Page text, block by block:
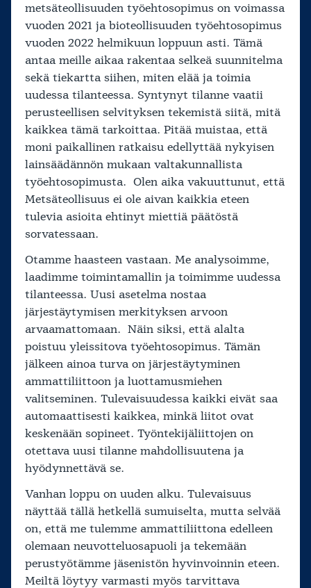
metsäteollisuuden työehtosopimus on voimassa
vuoden 2021 ja bioteollisuuden työehtosopimus
vuoden 2022 helmikuun loppuun asti. Tämä
antaa meille aikaa rakentaa selkeä suunnitelma
sekä tiekartta siihen, miten elää ja toimia
uudessa tilanteessa. Syntynyt tilanne vaatii
perusteellisen selvityksen tekemistä siitä, mitä
kaikkea tämä tarkoittaa. Pitää muistaa, että
moni paikallinen ratkaisu edellyttää nykyisen
lainsäädännön mukaan valtakunnallista
työehtosopimusta. Olen aika vakuuttunut, että
Metsäteollisuus ei ole aivan kaikkia eteen
tulevia asioita ehtinyt miettiä päätöstä
sorvatessaan.
Otamme haasteen vastaan. Me analysoimme,
laadimme toimintamallin ja toimimme uudessa
tilanteessa. Uusi asetelma nostaa
järjestäytymisen merkityksen arvoon
arvaamattomaan. Näin siksi, että alalta
poistuu yleissitova työehtosopimus. Tämän
jälkeen ainoa turva on järjestäytyminen
ammattiliittoon ja luottamusmiehen
valitseminen. Tulevaisuudessa kaikki eivät saa
automaattisesti kaikkea, minkä liitot ovat
keskenään sopineet. Työntekijäliittojen on
otettava uusi tilanne mahdollisuutena ja
hyödynnettävä se.
Vanhan loppu on uuden alku. Tulevaisuus
näyttää tällä hetkellä sumuiselta, mutta selvää
on, että me tulemme ammattiliittona edelleen
olemaan neuvotteluosapuoli ja tekemään
perustyötämme jäsenistön hyvinvoinnin eteen.
Meiltä löytyy varmasti myös tarvittava